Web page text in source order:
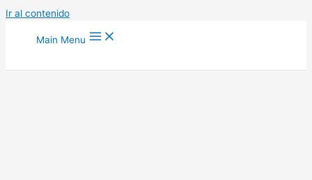
Ir al contenido
Main Menu